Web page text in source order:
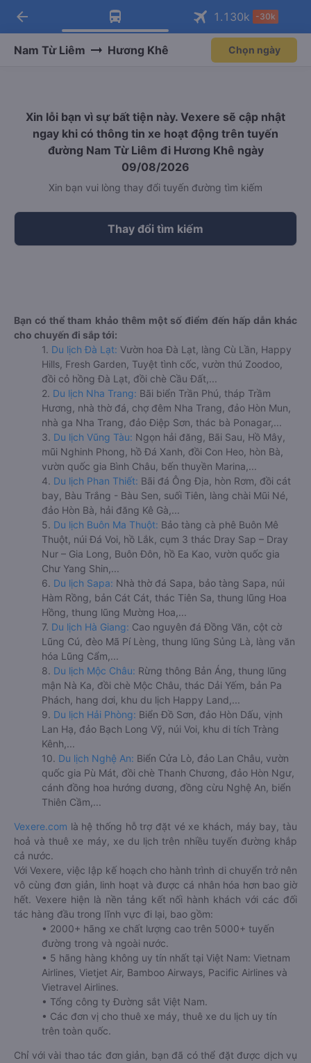
Tải app Vexere ngay!
Nhận ưu đãi thành viên độc
Mở app
Tải app Vexere
-30k/ghế khi đặt vé máy bay qua
Mở app
arrow_back 1.130k -30k
Nam Từ Liêm Hương Khê Chọn ngày
Xin lỗi bạn vì sự bất tiện này. Vexere sẽ cập nhật
ngay khi có thông tin xe hoạt động trên tuyến
đường Nam Từ Liêm đi Hương Khê ngày
09/08/2026
Xin bạn vui lòng thay đổi tuyến đường tìm kiếm
Thay đổi tìm kiếm
Bạn có thể tham khảo thêm một số điểm đến hấp dẫn khác
cho chuyến đi sắp tới:
1. Du lịch Đà Lạt: Vườn hoa Đà Lạt, làng Cù Lần, Happy
Hills, Fresh Garden, Tuyệt tình cốc, vườn thú Zoodoo,
đồi cỏ hồng Đà Lạt, đồi chè Cầu Đất,...
2. Du lịch Nha Trang: Bãi biển Trần Phú, tháp Trầm
Hương, nhà thờ đá, chợ đêm Nha Trang, đảo Hòn Mun,
nhà ga Nha Trang, đảo Điệp Sơn, thác bà Ponagar,...
3. Du lịch Vũng Tàu: Ngọn hải đăng, Bãi Sau, Hồ Mây,
mũi Nghinh Phong, hồ Đá Xanh, đồi Con Heo, hòn Bà,
vườn quốc gia Bình Châu, bến thuyền Marina,...
4. Du lịch Phan Thiết: Bãi đá Ông Địa, hòn Rơm, đồi cát
bay, Bàu Trắng - Bàu Sen, suối Tiên, làng chài Mũi Né,
đảo Hòn Bà, hải đăng Kê Gà,...
5. Du lịch Buôn Ma Thuột: Bảo tàng cà phê Buôn Mê
Thuột, núi Đá Voi, hồ Lắk, cụm 3 thác Dray Sap – Dray
Nur – Gia Long, Buôn Đôn, hồ Ea Kao, vườn quốc gia
Chư Yang Shin,...
6. Du lịch Sapa: Nhà thờ đá Sapa, bảo tàng Sapa, núi
Hàm Rồng, bản Cát Cát, thác Tiên Sa, thung lũng Hoa
Hồng, thung lũng Mường Hoa,...
7. Du lịch Hà Giang: Cao nguyên đá Đồng Văn, cột cờ
Lũng Cú, đèo Mã Pí Lèng, thung lũng Sủng Là, làng văn
hóa Lũng Cẩm,...
8. Du lịch Mộc Châu: Rừng thông Bản Áng, thung lũng
mận Nà Ka, đồi chè Mộc Châu, thác Dải Yếm, bản Pa
Phách, hang dơi, khu du lịch Happy Land,...
9. Du lịch Hải Phòng: Biển Đồ Sơn, đảo Hòn Dấu, vịnh
Lan Hạ, đảo Bạch Long Vỹ, núi Voi, khu di tích Tràng
Kênh,...
10. Du lịch Nghệ An: Biển Cửa Lò, đảo Lan Châu, vườn
quốc gia Pù Mát, đồi chè Thanh Chương, đảo Hòn Ngư,
cánh đồng hoa hướng dương, đồng cừu Nghệ An, biển
Thiên Cầm,...
Vexere.com là hệ thống hỗ trợ đặt vé xe khách, máy bay, tàu
hoả và thuê xe máy, xe du lịch trên nhiều tuyến đường khắp
cả nước.
Với Vexere, việc lập kế hoạch cho hành trình di chuyển trở nên
vô cùng đơn giản, linh hoạt và được cá nhân hóa hơn bao giờ
hết. Vexere hiện là nền tảng kết nối hành khách với các đối
tác hàng đầu trong lĩnh vực đi lại, bao gồm:
• 2000+ hãng xe chất lượng cao trên 5000+ tuyến
đường trong và ngoài nước.
• 5 hãng hàng không uy tín nhất tại Việt Nam: Vietnam
Airlines, Vietjet Air, Bamboo Airways, Pacific Airlines và
Vietravel Airlines.
• Tổng công ty Đường sắt Việt Nam.
• Các đơn vị cho thuê xe máy, thuê xe du lịch uy tín
trên toàn quốc.
Chỉ với vài thao tác đơn giản, bạn đã có thể đặt được dịch vụ